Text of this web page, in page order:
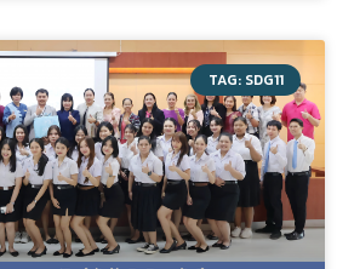
TAG: SDG11